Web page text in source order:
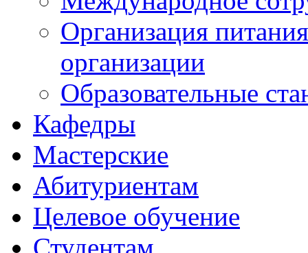
Организация
организации
Образовательные
Кафедры
Мастерские
Абитуриентам
Целевое обучение
Студентам